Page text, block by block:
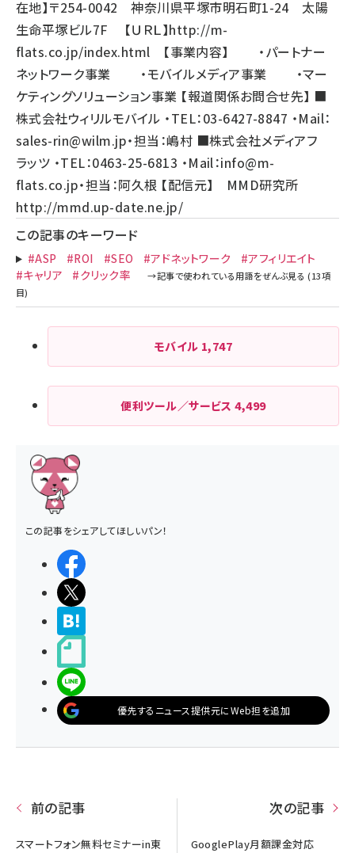
在地】〒254-0042 神奈川県平塚市明石町1-24 太陽
生命平塚ビル7F 【ＵＲＬ】http://m-
flats.co.jp/index.html 【事業内容】 ・パートナー
ネットワーク事業 ・モバイルメディア事業 ・マー
ケティングソリューション事業 【報道関係お問合せ先】 ■
株式会社ウィリルモバイル ・TEL：03-6427-8847 ・Mail：
sales-rin@wilm.jp・担当：嶋村 ■株式会社メディアフ
ラッツ ・TEL：0463-25-6813 ・Mail：info@m-
flats.co.jp・担当：阿久根 【配信元】 MMD研究所
http://mmd.up-date.ne.jp/
この記事のキーワード
#ASP #ROI #SEO #アドネットワーク
#アフィリエイト
#キャリア
#クリック率
モバイル 1,747
便利ツール／サービス4,499
この記事をシェアしてほしいパン！
優先するニュース提供元にWeb担を追加
前の記事
スマートフォン無料セミナーin東
次の記事
GooglePlay月額課金対応